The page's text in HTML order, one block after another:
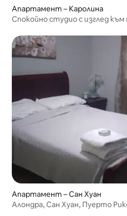
Апартамент – Каролина
Спокойно студио с изглед
Апартамент – Сан Хуан
Алондра, Сан Хуан, Пуерто Рико